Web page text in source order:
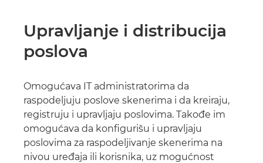
Upravljanje i distribucija
poslova
Omogućava IT administratorima da
raspodeljuju poslove skenerima i da kreiraju,
registruju i upravljaju poslovima. Takođe im
omogućava da konfigurišu i upravljaju
poslovima za raspodeljivanje skenerima na
nivou uređaja ili korisnika, uz mogućnost